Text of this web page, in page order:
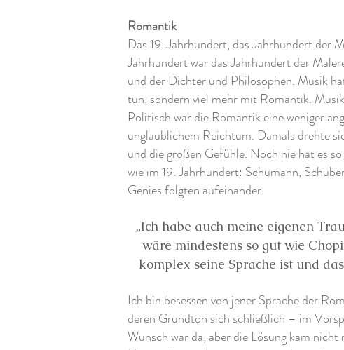
Romantik
Das 19. Jahrhundert, das Jahrhundert der
Jahrhundert war das Jahrhundert der
und der Dichter und Philosophen. Musik
tun, sondern viel mehr mit Romantik.
Politisch war die Romantik eine weniger
unglaublichem Reichtum. Damals drehte
und die großen Gefühle. Noch nie hat es
wie im 19. Jahrhundert: Schumann,
Genies folgten aufeinander.
„Ich habe auch meine eigenen
wäre mindestens so gut wie
komplex seine Sprache ist und
Ich bin besessen von jener Sprache der
deren Grundton sich schließlich – im
Wunsch war da, aber die Lösung kam